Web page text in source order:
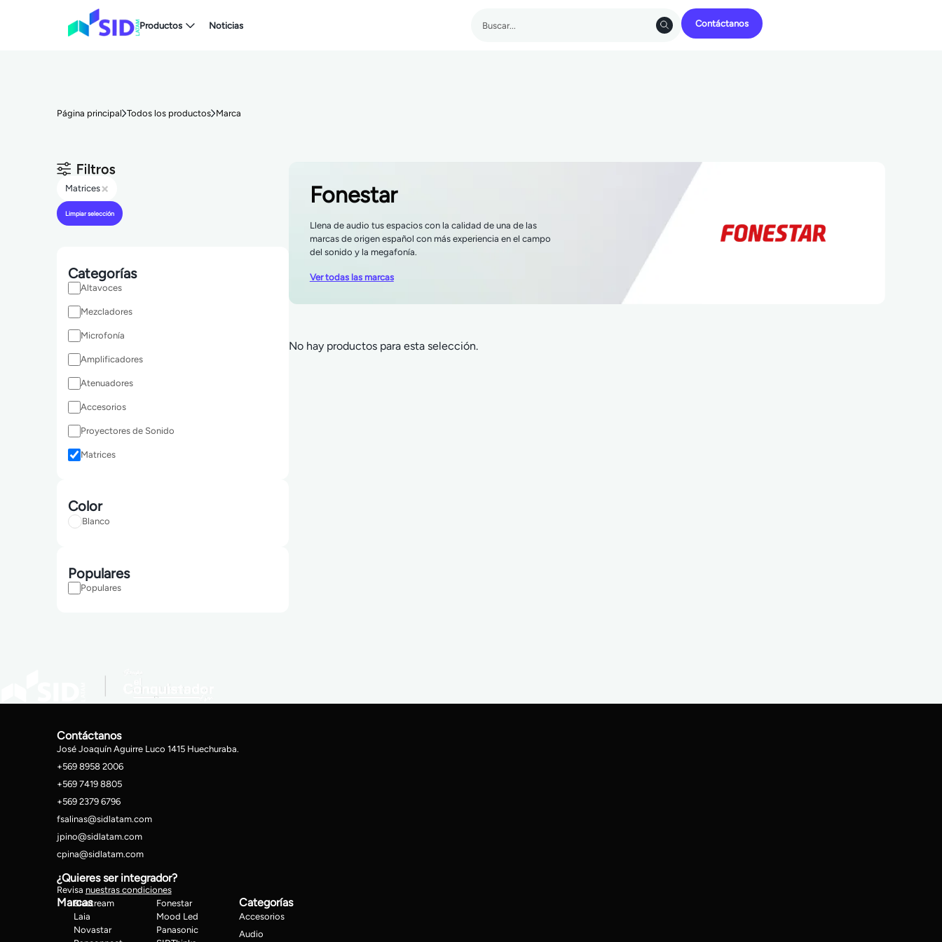
Productos Noticias Contáctanos
Página principal Todos los productos Marca
Matrices×
Limpiar selección
Categorías
Altavoces
Mezcladores
Microfonía
Amplificadores
Atenuadores
Accesorios
Proyectores de Sonido
Matrices
Color
Blanco
Populares
Populares
Fonestar
Llena de audio tus espacios con la calidad de una de las
marcas de origen español con más experiencia en el campo
del sonido y la megafonía.
Ver todas las marcas
No hay productos para esta selección.
Contáctanos
José Joaquín Aguirre Luco 1415 Huechuraba.
+569 8958 2006
+569 7419 8805
+569 2379 6796
fsalinas@sidlatam.com
jpino@sidlatam.com
cpina@sidlatam.com
¿Quieres ser integrador?
Revisa nuestras condiciones
Marcas
Blustream
Fonestar
Laia
Mood Led
Novastar
Panasonic
Categorías
Accesorios
Audio